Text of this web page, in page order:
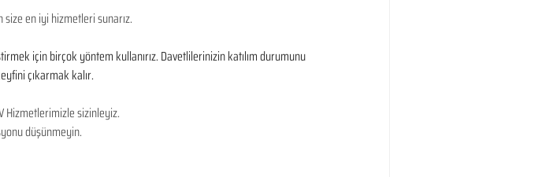
size en iyi hizmetleri sunarız.
için birçok yöntem kullanırız. Davetlilerinizin katılım durumunu
çıkarmak kalır.
Hizmetlerimizle sizinleyiz.
düşünmeyin.